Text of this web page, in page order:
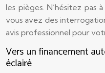
les pièges. N’hésitez pas
vous avez des
avis professionnel pour
Vers un financement
éclairé